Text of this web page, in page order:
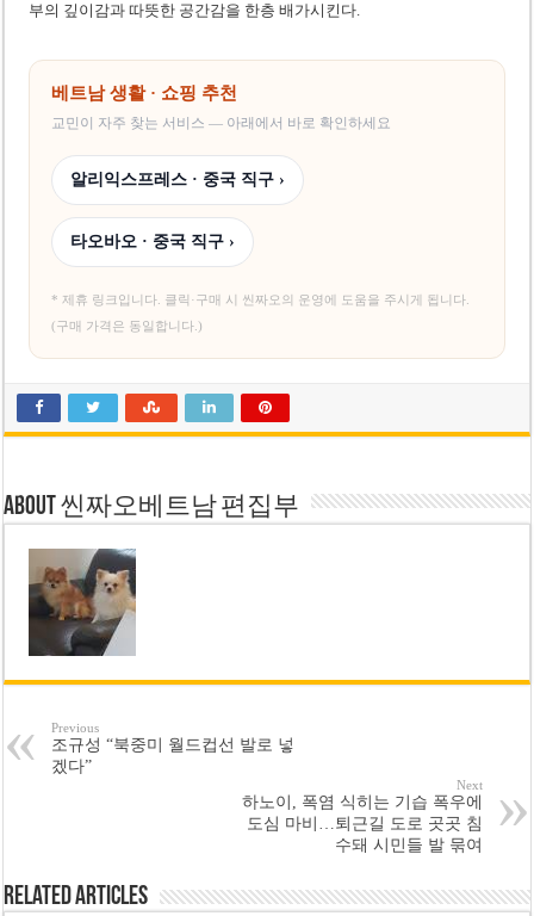
부의 깊이감과 따뜻한 공간감을 한층 배가시킨다.
베트남 생활 · 쇼핑 추천
교민이 자주 찾는 서비스 — 아래에서 바로 확인하세요
알리익스프레스 · 중국 직구 ›
타오바오 · 중국 직구 ›
* 제휴 링크입니다. 클릭·구매 시 씬짜오의 운영에 도움을 주시게 됩니다.
(구매 가격은 동일합니다.)
About 씬짜오베트남 편집부
Previous
조규성 “북중미 월드컵선 발로 넣
겠다”
Next
하노이, 폭염 식히는 기습 폭우에
도심 마비…퇴근길 도로 곳곳 침
수돼 시민들 발 묶여
Related Articles